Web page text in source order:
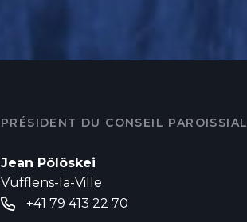
PRÉSIDENT DU CONSEIL PAROISSIAL
Jean Pölöskei
Vufflens-la-Ville
+41 79 413 22 70